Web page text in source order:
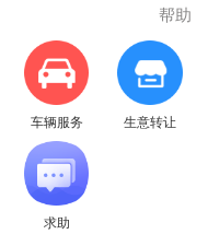
帮助
车辆服务 生意转让
求助